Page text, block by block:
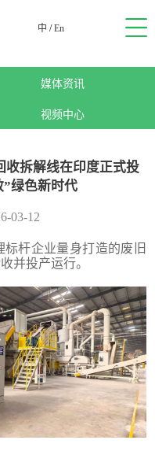
中 /En
媒体资讯
视频中心
收拆解线在印度正式投
绿色新时代
03-12
杆企业量身打造的废旧
并投产运行。